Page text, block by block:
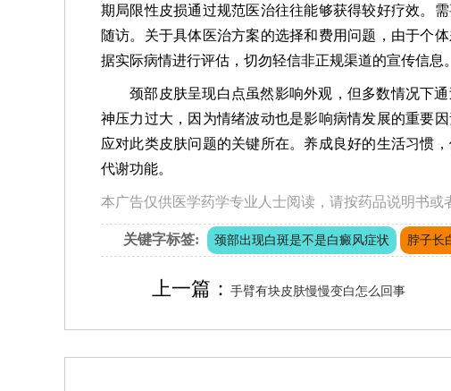
期局限性皮损通过规范医治往往能够获得较好疗效。
随访。关于具体医治方案的选择和费用问题，由于个
据实际病情进行评估，切勿轻信非正规渠道的宣传信息。
颈部皮肤呈现白点虽然影响外观，但多数情况下
神压力过大，因为情绪波动也是影响病情发展的重要
应对此类皮肤问题的关键所在。养成良好的生活习惯
代谢功能。
本广告仅供医学药学专业人士阅读，请按药品说明书或
关键字标签: 颈部出现白斑是不是白癜风症状 脖子长
上一篇： 手臂有块皮肤慢慢变白怎么回事